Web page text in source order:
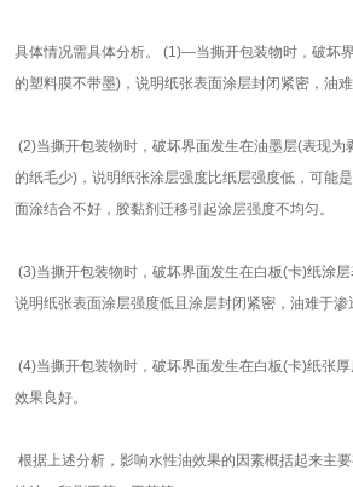
具体情况需具体分析。 (1)—当撕开包装物时，破坏
的塑料膜不带墨)，说明纸张表面涂层封闭紧密，油难
(2)当撕开包装物时，破坏界面发生在油墨层(表现为
的纸毛少)，说明纸张涂层强度比纸层强度低，可能
面涂结合不好，胶黏剂迁移引起涂层强度不均匀。
(3)当撕开包装物时，破坏界面发生在白板(卡)纸涂
说明纸张表面涂层强度低且涂层封闭紧密，油难于渗
(4)当撕开包装物时，破坏界面发生在白板(卡)纸张
效果良好。
根据上述分析，影响水性油效果的因素概括起来主